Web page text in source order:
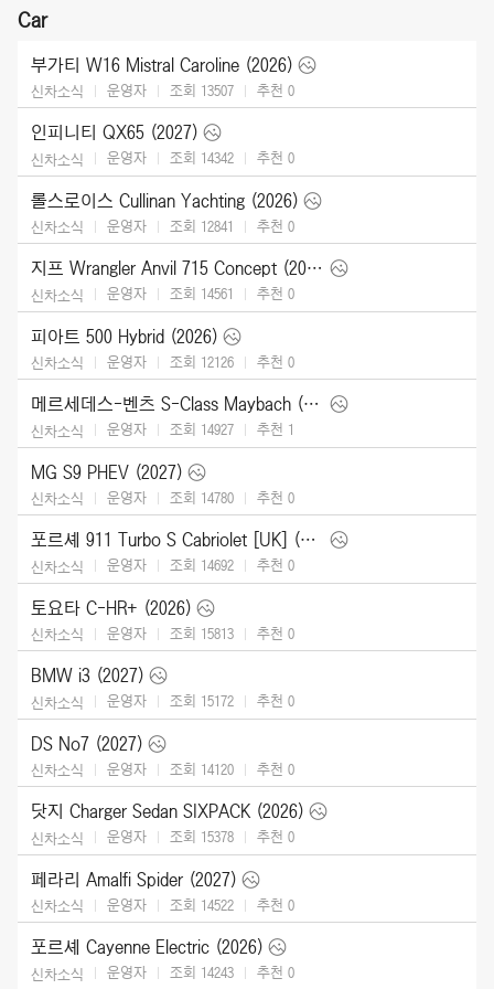
Car
부가티 W16 Mistral Caroline (2026)
신차소식 운영자 조회 13507 추천 0
인피니티 QX65 (2027)
신차소식 운영자 조회 14342 추천 0
롤스로이스 Cullinan Yachting (2026)
신차소식 운영자 조회 12841 추천 0
지프 Wrangler Anvil 715 Concept (2026)
신차소식 운영자 조회 14561 추천 0
피아트 500 Hybrid (2026)
신차소식 운영자 조회 12126 추천 0
메르세데스-벤츠 S-Class Maybach (2027)
신차소식 운영자 조회 14927 추천 1
MG S9 PHEV (2027)
신차소식 운영자 조회 14780 추천 0
포르셰 911 Turbo S Cabriolet [UK] (2026)
신차소식 운영자 조회 14692 추천 0
토요타 C-HR+ (2026)
신차소식 운영자 조회 15813 추천 0
BMW i3 (2027)
신차소식 운영자 조회 15172 추천 0
DS No7 (2027)
신차소식 운영자 조회 14120 추천 0
닷지 Charger Sedan SIXPACK (2026)
신차소식 운영자 조회 15378 추천 0
페라리 Amalfi Spider (2027)
신차소식 운영자 조회 14522 추천 0
포르셰 Cayenne Electric (2026)
신차소식 운영자 조회 14243 추천 0